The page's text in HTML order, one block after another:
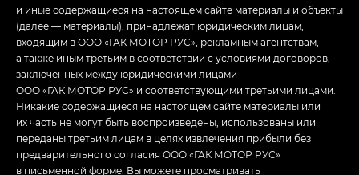
и иные содержащиеся на настоящем сайте материалы и объекты
(далее — материалы), принадлежат юридическим лицам,
входящим в ООО «ГАК МОТОР РУС», рекламным агентствам,
а также иным третьим в соответствии с условиями договоров,
заключенных между юридическими лицами
ООО «ГАК МОТОР РУС» и соответствующими третьими лицами.
Никакие содержащиеся на настоящем сайте материалы или
их часть не могут быть воспроизведены, использованы или
переданы третьим лицам в целях извлечения прибыли без
предварительного согласия ООО «ГАК МОТОР РУС»
в письменной форме. Вы можете просматривать